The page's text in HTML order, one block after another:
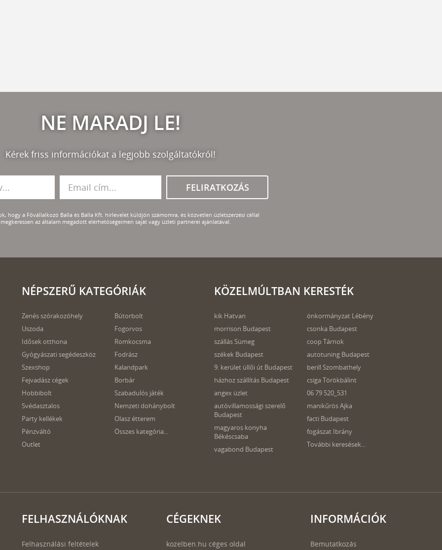
NE MARADJ LE!
Kérek friss információkat a legjobb szolgáltatókról!
FELIRATKOZÁS
hogy a Fővállalkozó Balla és Balla Kft. hírlevelet küldjön számomra, és közvetlen üzletszerzési céllal
megkeressen az általam megadott elérhetőségeimen saját vagy üzleti partnerei ajánlatával.
NÉPSZERŰ KATEGÓRIÁK
Zenés szórakozóhely
Uszoda
Idősek otthona
Gyógyászati segédeszköz
Szexshop
Fejvadász cégek
Hobbibolt
Svédasztalos
Party kellékek
Pénzváltó
Outlet
Bútorbolt
Fogorvos
Romkocsma
Fodrász
Kalandpark
Borbár
Szabadulós játék
Nemzeti dohánybolt
Olasz étterem
Összes kategória...
KÖZELMÚLTBAN KERESTÉK
kik Hatvan
morrison Budapest
szállás Sümeg
székek Budapest
9. kerület üllői út Budapest
házhoz szállítás Budapest
angex üzlet
autóvillamossági szerelő
Budapest
magyaros konyha
Békéscsaba
vagabond Budapest
önkormányzat Lébény
csonka Budapest
coop Tárnok
autotuning Budapest
berill Szombathely
csiga Törökbálint
06 79 520_531
manikűrös Ajka
facti Budapest
fogászat Ibrány
További keresések...
FELHASZNÁLÓKNAK
Felhasználási feltételek
CÉGEKNEK
kozelben.hu céges oldal
INFORMÁCIÓK
Bemutatkozás